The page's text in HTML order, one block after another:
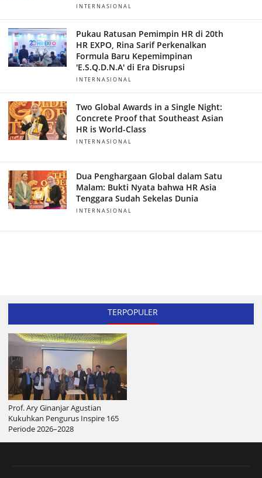
INTERNASIONAL
Pukau Ratusan Pemimpin HR di 20th
HR EXPO, Rina Sarif Perkenalkan
Formula Baru Kepemimpinan
'E.S.Q.D.N.A' di Era Disrupsi
INTERNASIONAL
Two Global Awards in a Single Night:
Concrete Proof that Southeast Asian
HR is World-Class
INTERNASIONAL
Dua Penghargaan Global dalam Satu
Malam: Bukti Nyata bahwa HR Asia
Tenggara Sudah Sekelas Dunia
INTERNASIONAL
TERPOPULER
Prof. Ary Ginanjar Agustian
Kukuhkan Pengurus Inspire 165
Periode 2026–2028